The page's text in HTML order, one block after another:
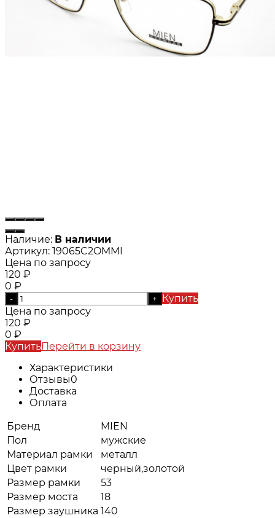
Наличие: В наличии
Артикул: 19065C2OMMI
Цена по запросу
120 ₽
0 ₽
- +
Купить
Цена по запросу
120 ₽
0 ₽
КупитьПерейти в корзину
Характеристики
Отзывы0
Доставка
Оплата
Бренд
MIEN
Пол
мужские
Материал рамки
металл
Цвет рамки
черный,золотой
Размер рамки
53
Размер моста
18
Размер заушника 140